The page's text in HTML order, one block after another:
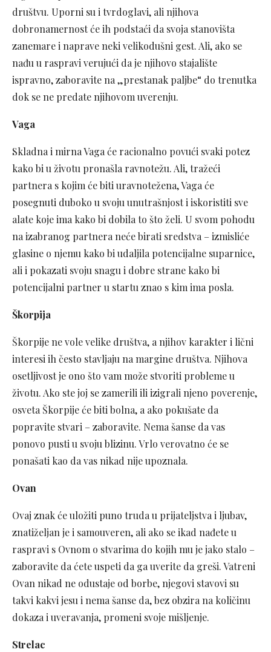
društvu. Uporni su i tvrdoglavi, ali njihova
dobronamernost će ih podstaći da svoja stanovišta
zanemare i naprave neki velikodušni gest. Ali, ako se
nađu u raspravi verujući da je njihovo stajalište
ispravno, zaboravite na „prestanak paljbe“ do trenutka
dok se ne predate njihovom uverenju.
Vaga
Skladna i mirna Vaga će racionalno povući svaki potez
kako bi u životu pronašla ravnotežu. Ali, tražeći
partnera s kojim će biti uravnotežena, Vaga će
posegnuti duboko u svoju unutrašnjost i iskoristiti sve
alate koje ima kako bi dobila to što želi. U svom pohodu
na izabranog partnera neće birati sredstva – izmisliće
glasine o njemu kako bi udaljila potencijalne suparnice,
ali i pokazati svoju snagu i dobre strane kako bi
potencijalni partner u startu znao s kim ima posla.
Škorpija
Škorpije ne vole velike društva, a njihov karakter i lični
interesi ih često stavljaju na margine društva. Njihova
osetljivost je ono što vam može stvoriti probleme u
životu. Ako ste joj se zamerili ili izigrali njeno poverenje,
osveta Škorpije će biti bolna, a ako pokušate da
popravite stvari – zaboravite. Nema šanse da vas
ponovo pusti u svoju blizinu. Vrlo verovatno će se
ponašati kao da vas nikad nije upoznala.
Ovan
Ovaj znak će uložiti puno truda u prijateljstva i ljubav,
znatiželjan je i samouveren, ali ako se ikad nađete u
raspravi s Ovnom o stvarima do kojih mu je jako stalo –
zaboravite da ćete uspeti da ga uverite da greši. Vatreni
Ovan nikad ne odustaje od borbe, njegovi stavovi su
takvi kakvi jesu i nema šanse da, bez obzira na količinu
dokaza i uveravanja, promeni svoje mišljenje.
Strelac